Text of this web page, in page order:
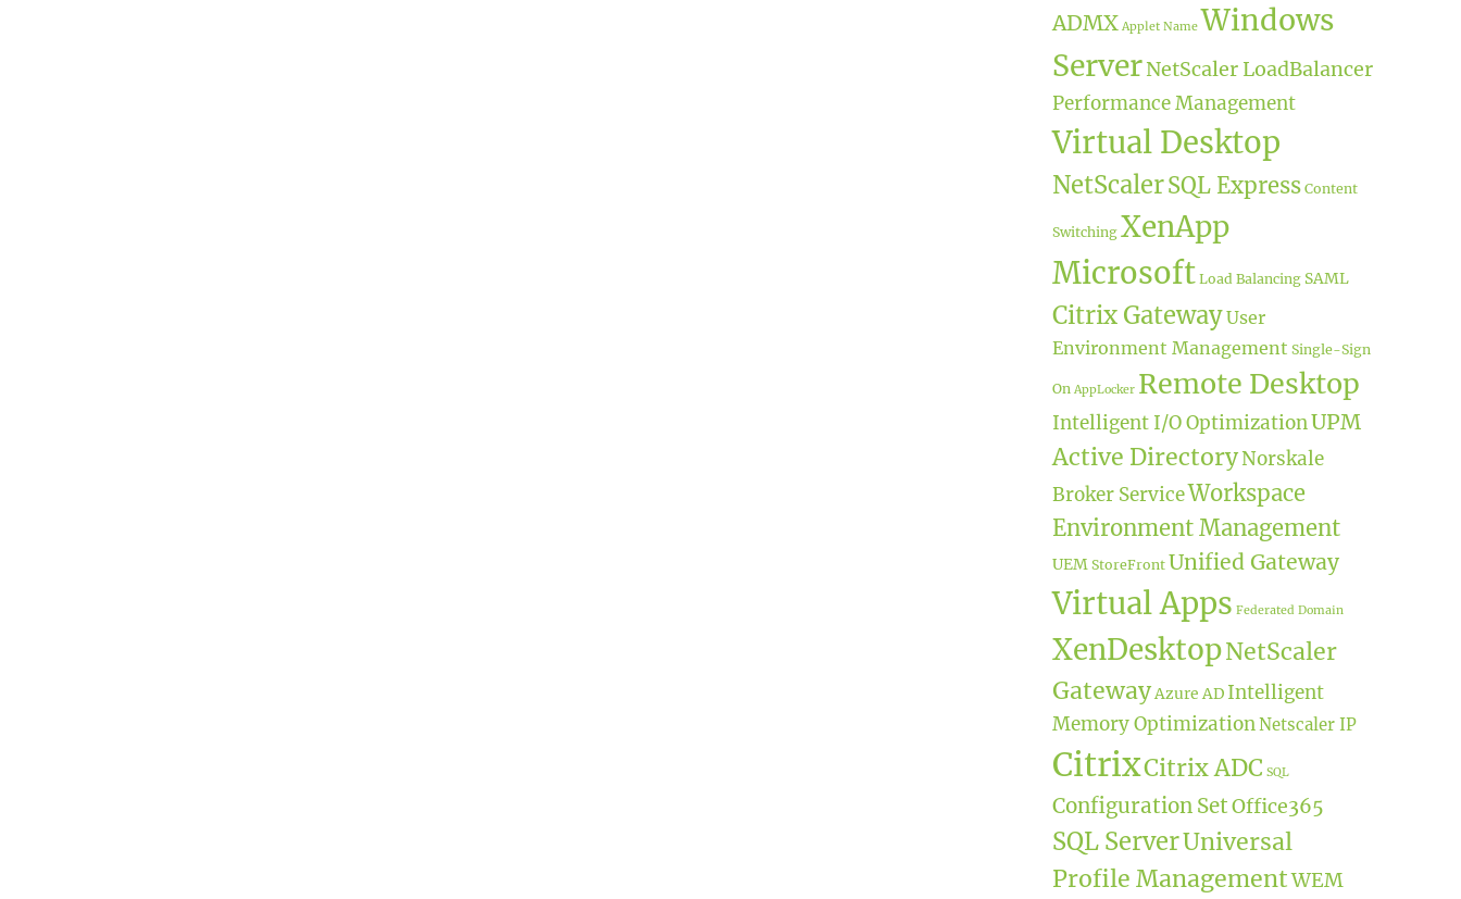
ADMX Applet Name Windows
ServerNetScaler LoadBalancer
Performance Management
Virtual Desktop
NetScalerSQL Express Content
Switching XenApp
Microsoft Load Balancing SAML
Citrix GatewayUser
Environment Management Single-Sign
On AppLocker Remote Desktop
Intelligent I/O OptimizationUPM
Active DirectoryNorskale
Broker ServiceWorkspace
Environment Management
UEM StoreFront Unified Gateway
Virtual Apps Federated Domain
XenDesktopNetScaler
GatewayAzure AD Intelligent
Memory OptimizationNetscaler IP
CitrixCitrix ADC SQL
Configuration SetOffice365
SQL ServerUniversal
Profile ManagementWEM